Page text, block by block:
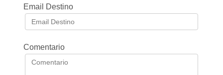
Email Destino
Comentario